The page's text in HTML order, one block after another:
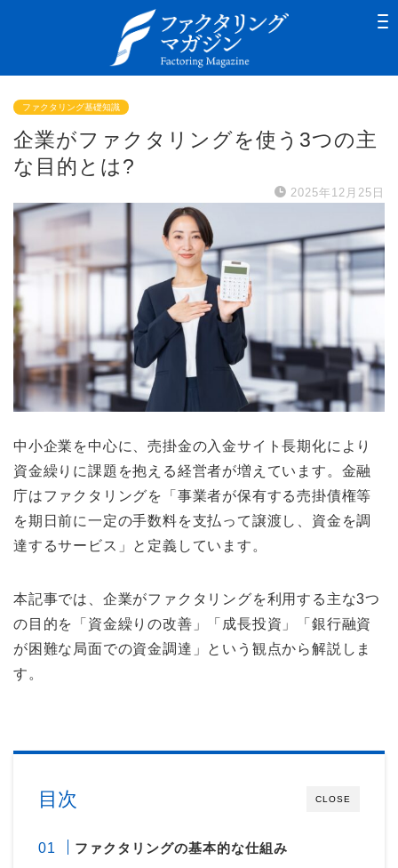
ファクタリング基礎知識
企業がファクタリングを使う3つの主
な目的とは?
2025年12月25日
中小企業を中心に、売掛金の入金サイト長期化により
資金繰りに課題を抱える経営者が増えています。金融
庁はファクタリングを「事業者が保有する売掛債権等
を期日前に一定の手数料を支払って譲渡し、資金を調
達するサービス」と定義しています。
本記事では、企業がファクタリングを利用する主な3つ
の目的を「資金繰りの改善」「成長投資」「銀行融資
が困難な局面での資金調達」という観点から解説しま
す。
CLOSE
目次
ファクタリングの基本的な仕組み